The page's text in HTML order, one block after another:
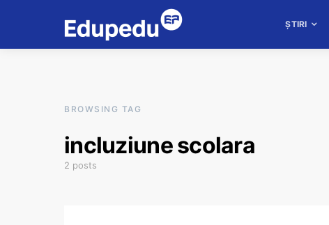
ȘTIRI
BROWSING TAG
incluziune scolara
2 posts